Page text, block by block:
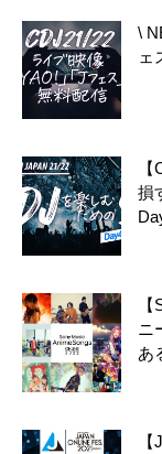
\
ェ
損
ニ
あ